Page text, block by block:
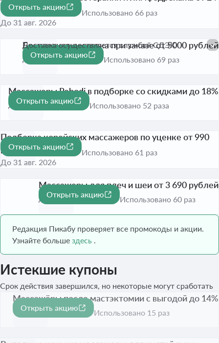
990 рублей
До 31 авг. 2026
Открыть акцию
Использовано 66 раз
Бесплатная доставка при заказе от 5000 рублей
До 31 авг. 2026
Доставка осуществляется службой СДЭК
Открыть акцию
Использовано 69 раз
-18%
Массажеры Rebodi в подборке со скидками до 18%
До 31 авг. 2026
Открыть акцию
Использовано 52 раза
Подборка корейских массажеров по уценке от 990
рублей
До 31 авг. 2026
Открыть акцию
Использовано 61 раз
Массажеры для плеч и шеи от 3 690 рублей
До 31 авг. 2026
Открыть акцию
Использовано 60 раз
Редакция Пикабу проверяет все промокоды и акции.
Узнайте больше здесь .
Истекшие купоны
Срок действия завершился, но некоторые могут сработать
-14%
Массажёры после мастэктомии с выгодой до 14%
Срок акции истёк
Открыть акцию
Использовано 15 раз